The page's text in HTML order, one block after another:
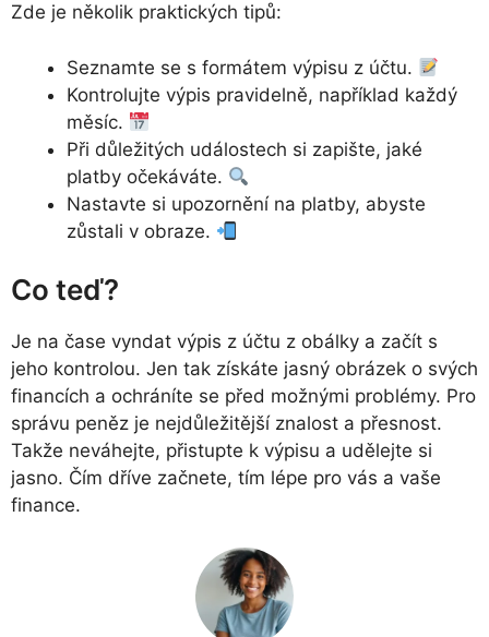
Zde je několik praktických tipů:
Seznamte se s formátem výpisu z účtu.
Kontrolujte výpis pravidelně, například každý
měsíc.
Při důležitých událostech si zapište, jaké
platby očekáváte.
Nastavte si upozornění na platby, abyste
zůstali v obraze.
Co teď?
Je na čase vyndat výpis z účtu z obálky a začít s
jeho kontrolou. Jen tak získáte jasný obrázek o svých
financích a ochráníte se před možnými problémy. Pro
správu peněz je nejdůležitější znalost a přesnost.
Takže neváhejte, přistupte k výpisu a udělejte si
jasno. Čím dříve začnete, tím lépe pro vás a vaše
finance.